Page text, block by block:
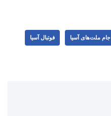
جام ملت‌‌های آسیا فوتبال آسیا